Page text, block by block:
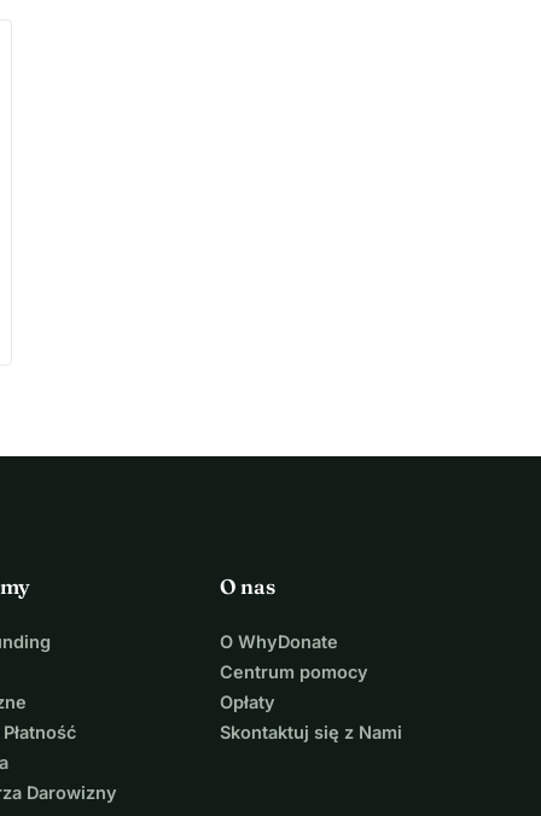
Darowizny
O nas
O WhyDonate
Centrum pomocy
Opłaty
Skontaktuj się z Nami